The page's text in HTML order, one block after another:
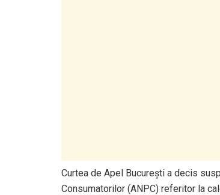
Curtea de Apel București a decis
Consumatorilor (ANPC) referitor la